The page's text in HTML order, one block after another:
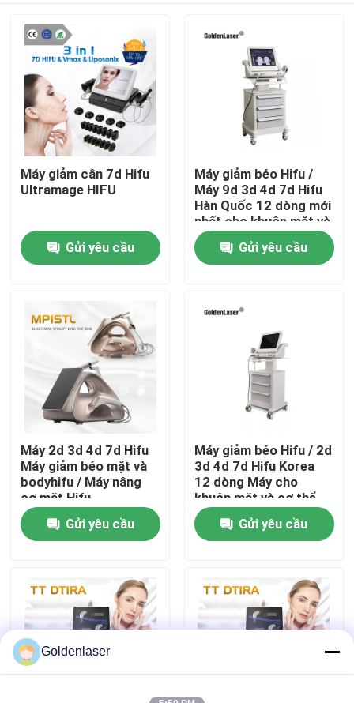
Nhà
Hướng dẫn VR
Về chúng tôi
Tham quan nhà máy
Kiểm soát chất lượng
Liên hệ chúng tôi
Tin tức
Máy giảm cân 7d Hifu
Ultramage HIFU
Gửi yêu cầu
Máy giảm béo Hifu /
Máy 9d 3d 4d 7d Hifu
Hàn Quốc 12 dòng mới
nhất cho khuôn mặt và
cơ thể
Gửi yêu cầu
Máy 2d 3d 4d 7d Hifu
Máy giảm béo mặt và
bodyhifu / Máy nâng
cơ mặt Hifu
Gửi yêu cầu
Máy giảm béo Hifu / 2d
3d 4d 7d Hifu Korea
12 dòng Máy cho
khuôn mặt và cơ thể
Gửi yêu cầu
Goldenlaser